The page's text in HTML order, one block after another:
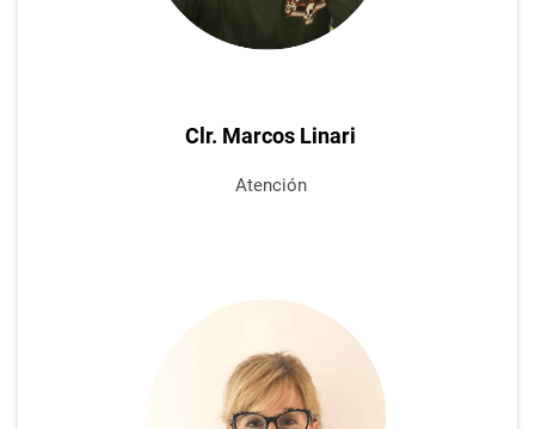
Clr. Marcos Linari
Atención